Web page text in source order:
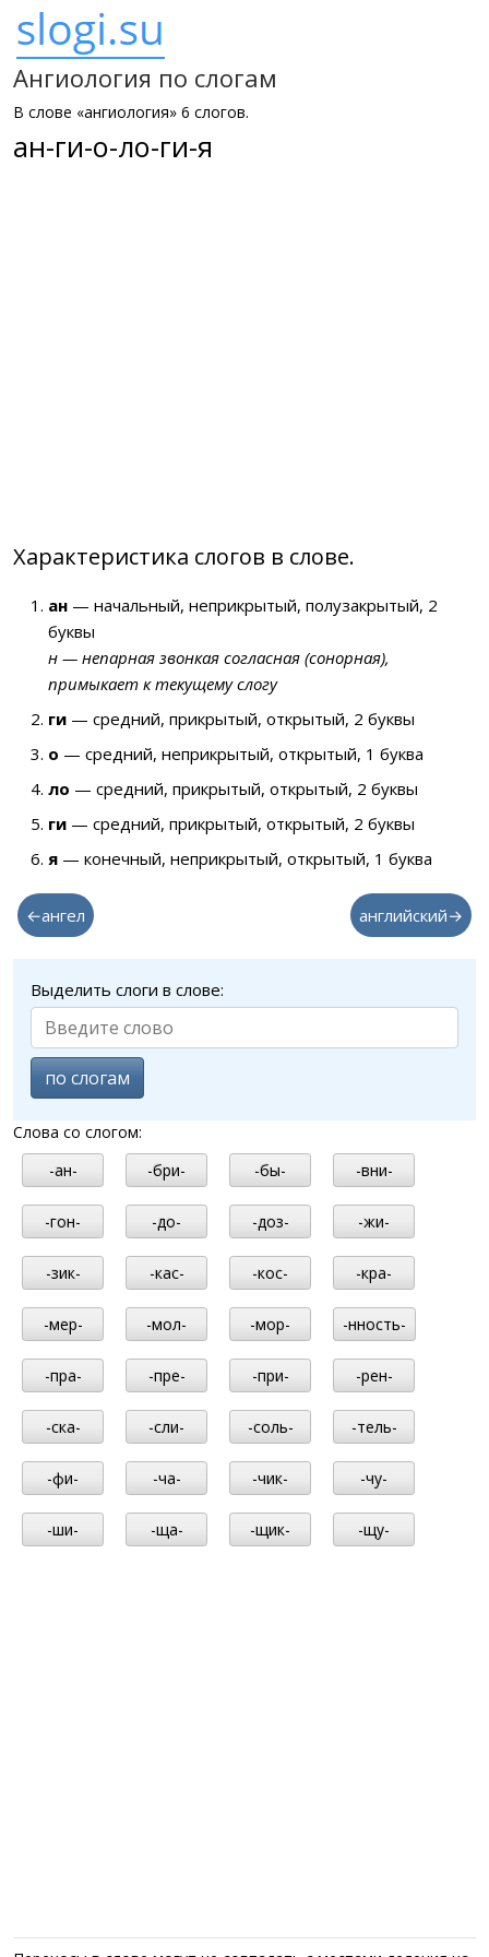
Ангиология по слогам
В слове «ангиология» 6 слогов.
ан-ги-о-ло-ги-я
Характеристика слогов в слове.
ан — начальный, неприкрытый, полузакрытый, 2
буквы
н — непарная звонкая согласная (сонорная),
примыкает к текущему слогу
ги — средний, прикрытый, открытый, 2 буквы
о — средний, неприкрытый, открытый, 1 буква
ло — средний, прикрытый, открытый, 2 буквы
ги — средний, прикрытый, открытый, 2 буквы
я — конечный, неприкрытый, открытый, 1 буква
←ангел английский→
Выделить слоги в слове:
по слогам
Слова со слогом:
-ан-
-бри- -бы- -вни-
-гон- -до- -доз- -жи-
-зик- -кас- -кос- -кра-
-мер- -мол- -мор- -нность-
-пра- -пре- -при- -рен-
-ска- -сли- -соль- -тель-
-фи- -ча- -чик- -чу-
-ши- -ща- -щик- -щу-